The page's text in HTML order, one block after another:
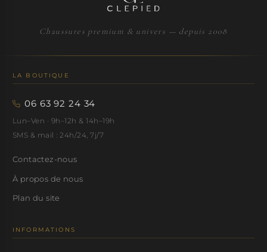
Chaussures premium & univers — depuis 2008
LA BOUTIQUE
06 63 92 24 34
Lun–Ven · 9h–12h & 14h–19h
SMS & mail : 24h/24, 7j/7
Contactez-nous
À propos de nous
Plan du site
INFORMATIONS